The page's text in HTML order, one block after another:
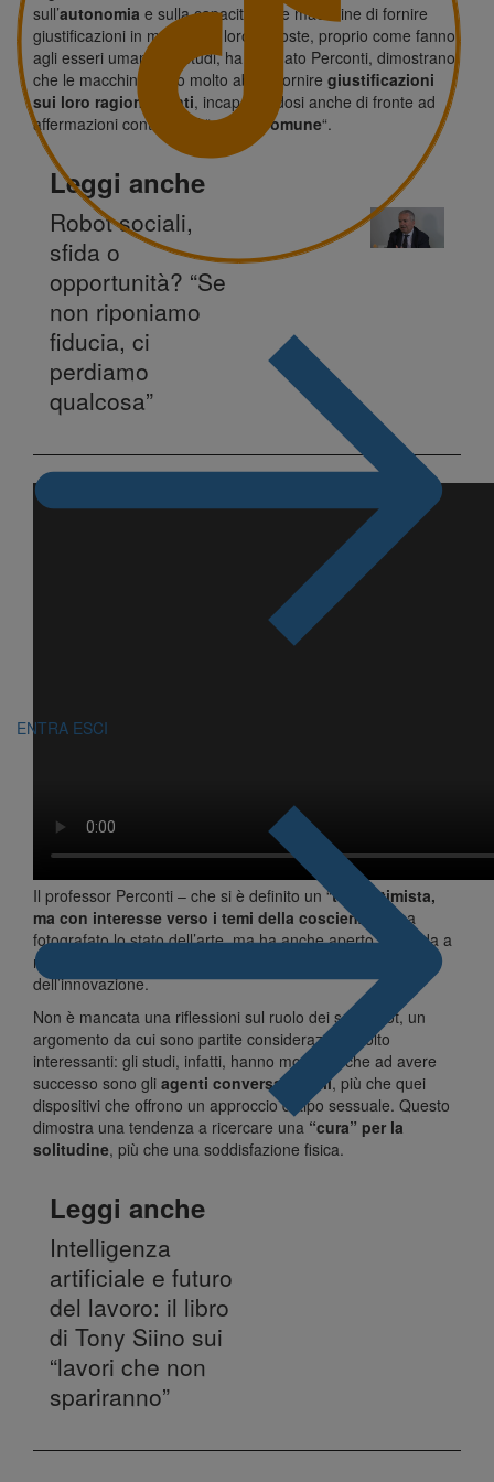
ENTRA ESCI
sull’autonomia e sulla capacità delle macchine di fornire
giustificazioni in merito alle loro risposte, proprio come fanno
agli esseri umani. Gli studi, ha spiegato Perconti, dimostrano
che le macchine sono molto abili a fornire giustificazioni
sui loro ragionamenti, incaponendosi anche di fronte ad
affermazioni contrarie al “senso comune“.
Leggi anche
Robot sociali,
sfida o
opportunità? “Se
non riponiamo
fiducia, ci
perdiamo
qualcosa”
Il professor Perconti – che si è definito un “tecnottimista,
ma con interesse verso i temi della coscienza
” – ha
fotografato lo stato dell’arte, ma ha anche aperto la strada a
nuovi scenari orientati al futuro, mettendo in luce il ruolo
dell’innovazione.
Non è mancata una riflessioni sul ruolo dei sex robot, un
argomento da cui sono partite considerazioni molto
interessanti: gli studi, infatti, hanno mostrato che ad avere
successo sono gli agenti conversazionali, più che quei
dispositivi che offrono un approccio di tipo sessuale. Questo
dimostra una tendenza a ricercare una “cura” per la
solitudine, più che una soddisfazione fisica.
Leggi anche
Intelligenza
artificiale e futuro
del lavoro: il libro
di Tony Siino sui
“lavori che non
spariranno”